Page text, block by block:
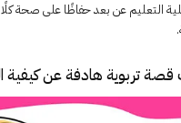
التعليم عن بعد حفاظًا على صحة كلًا
تربوية هادفة عن كيفية